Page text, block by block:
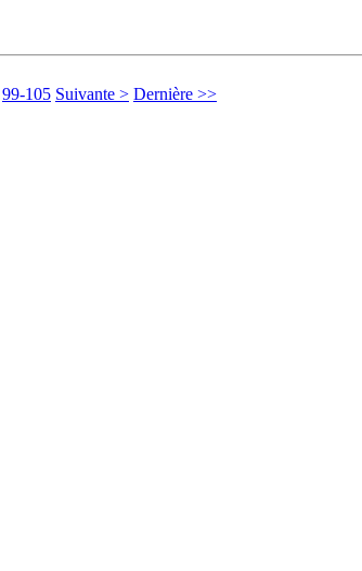
99-105 Suivante > Dernière >>